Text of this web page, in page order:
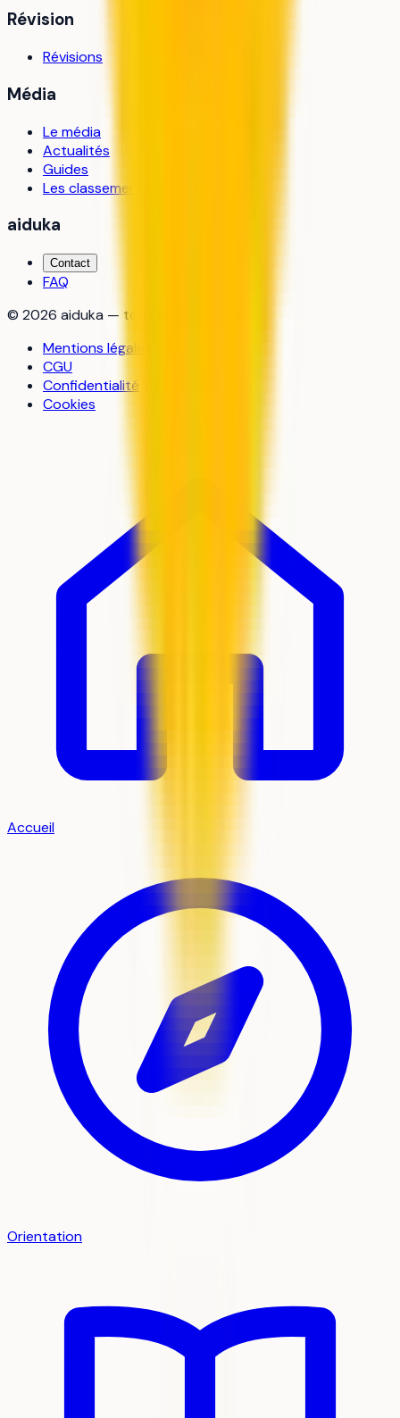
Révision
Révisions
Média
Le média
Actualités
Guides
Les classements
aiduka
Contact
FAQ
© 2026 aiduka — tous droits réservés
Mentions légales
CGU
Confidentialité
Cookies
Accueil
Orientation